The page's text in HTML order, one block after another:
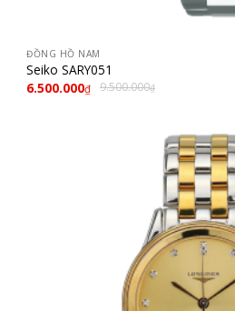
ĐỒNG HỒ NAM
Seiko SARY051
6.500.000₫ 9.500.000₫